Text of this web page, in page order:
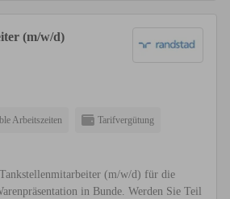
(m/w/d)
Arbeitszeiten Tarifvergütung
(m/w/d) für die
in Bunde. Werden Sie Teil